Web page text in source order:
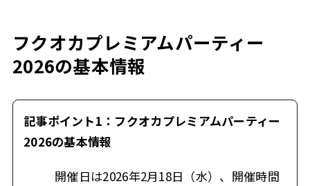
フクオカプレミアムパーティー
2026の基本情報
記事ポイント1：フクオカプレミアムパーティー
2026の基本情報
開催日は2026年2月18日（水）、開催時間